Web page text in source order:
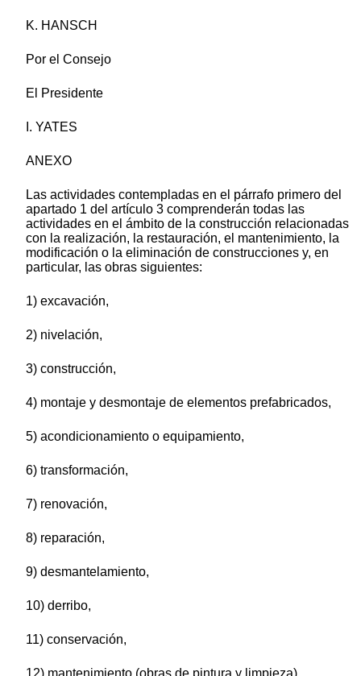
K. HANSCH
Por el Consejo
El Presidente
I. YATES
ANEXO
Las actividades contempladas en el párrafo primero del
apartado 1 del artículo 3 comprenderán todas las
actividades en el ámbito de la construcción relacionadas
con la realización, la restauración, el mantenimiento, la
modificación o la eliminación de construcciones y, en
particular, las obras siguientes:
1) excavación,
2) nivelación,
3) construcción,
4) montaje y desmontaje de elementos prefabricados,
5) acondicionamiento o equipamiento,
6) transformación,
7) renovación,
8) reparación,
9) desmantelamiento,
10) derribo,
11) conservación,